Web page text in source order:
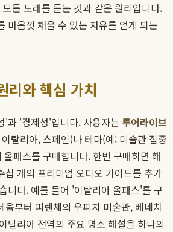
든 노래를 듣는 것과 같은 원리입니다.
마음껏 채울 수 있는 자유를 얻게 되는
리와 핵심 가치
'과 '경제성'입니다. 사용자는 투어라이브
탈리아, 스페인)나 테마(예: 미술관 집중
패스를 구매합니다. 한번 구매하면 해
십 개의 프리미엄 오디오 가이드를 추가
니다. 예를 들어 '이탈리아 올패스'를 구
움부터 피렌체의 우피치 미술관, 베네치
탈리아 전역의 주요 명소 해설을 하나의